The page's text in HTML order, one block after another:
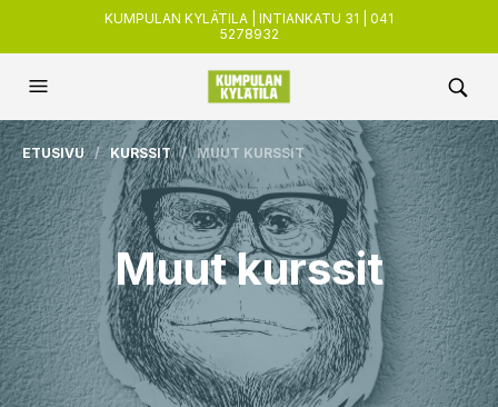
KUMPULAN KYLÄTILA | INTIANKATU 31 | 041
5278932
ETUSIVU/ KURSSIT/ MUUT KURSSIT
Muut kurssit